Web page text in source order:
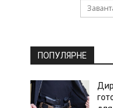
ПОПУЛЯРНЕ